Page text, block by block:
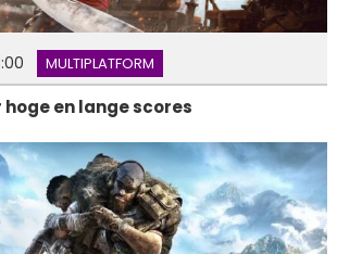
MULTIPLATFORM
hoge en lange scores